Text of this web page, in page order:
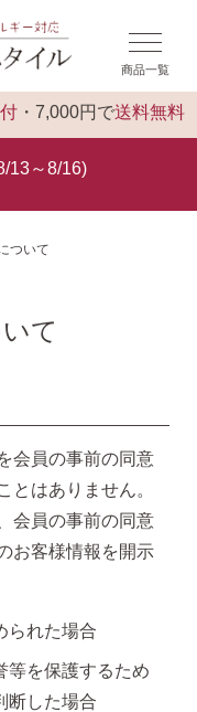
商品一覧
・7,000円で送料無料
13～8/16)
閉じる
ついて
て
会員の事前の同意
とはありません。
会員の事前の同意
お客様情報を開示
られた場合
等を保護するため
断した場合